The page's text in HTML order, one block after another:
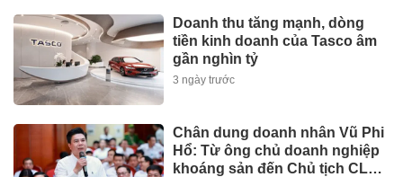
Doanh thu tăng mạnh, dòng
tiền kinh doanh của Tasco âm
gần nghìn tỷ
3 ngày trước
Chân dung doanh nhân Vũ Phi
Hổ: Từ ông chủ doanh nghiệp
khoáng sản đến Chủ tịch CLB